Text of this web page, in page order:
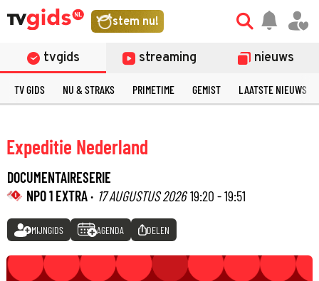
stem nu!
tvgids streaming nieuws
TV GIDS NU & STRAKS PRIMETIME GEMIST LAATSTE NIEUWS
Expeditie Nederland
DOCUMENTAIRESERIE
NPO 1 EXTRA · 17 AUGUSTUS 2026 19:20 - 19:51
MIJNGIDS AGENDA DELEN